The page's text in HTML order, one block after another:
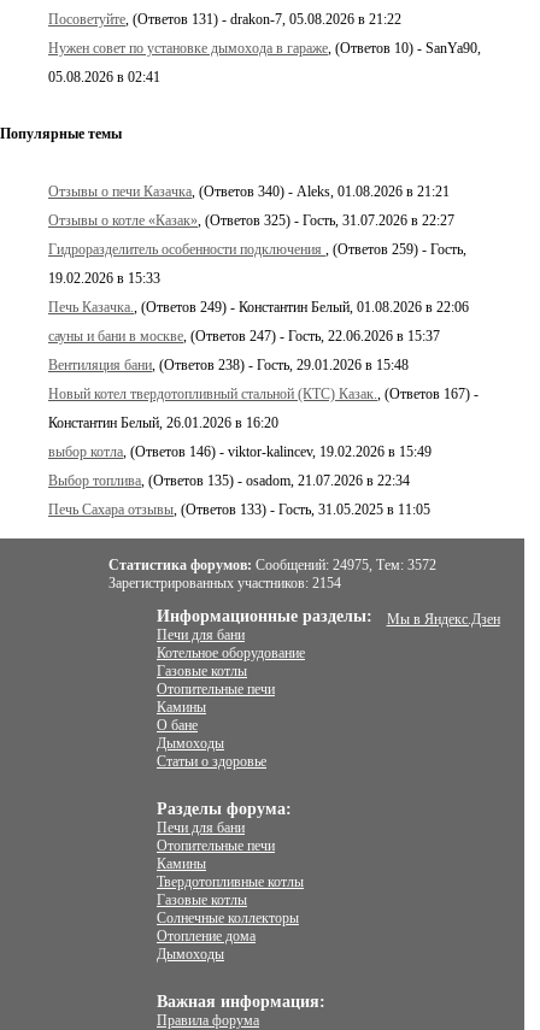
Посоветуйте , (Ответов 131) - drakon-7, 05.08.2026 в 21:22
Нужен совет по установке дымохода в гараже , (Ответов 10) - SanYa90,
05.08.2026 в 02:41
Популярные темы
Отзывы о печи Казачка , (Ответов 340) - Aleks, 01.08.2026 в 21:21
Отзывы о котле «Казак» , (Ответов 325) - Гость, 31.07.2026 в 22:27
Гидроразделитель особенности подключения
, (Ответов 259) - Гость,
19.02.2026 в 15:33
Печь Казачка.
, (Ответов 249) - Константин Белый, 01.08.2026 в 22:06
сауны и бани в москве , (Ответов 247) - Гость, 22.06.2026 в 15:37
Вентиляция бани , (Ответов 238) - Гость, 29.01.2026 в 15:48
Новый котел твердотопливный стальной (КТС) Казак.
, (Ответов 167) -
Константин Белый, 26.01.2026 в 16:20
выбор котла , (Ответов 146) - viktor-kalincev, 19.02.2026 в 15:49
Выбор топлива , (Ответов 135) - osadom, 21.07.2026 в 22:34
Печь Сахара отзывы , (Ответов 133) - Гость, 31.05.2025 в 11:05
Статистика форумов: Сообщений: 24975, Тем: 3572
Зарегистрированных участников: 2154
Мы в Яндекс.Дзен
Информационные разделы:
Печи для бани
Котельное оборудование
Газовые котлы
Отопительные печи
Камины
О бане
Дымоходы
Статьи о здоровье
Разделы форума:
Печи для бани
Отопительные печи
Камины
Твердотопливные котлы
Газовые котлы
Солнечные коллекторы
Отопление дома
Дымоходы
Важная информация:
Правила форума